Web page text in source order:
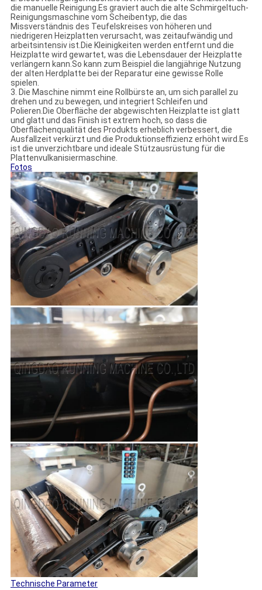
die manuelle Reinigung.Es graviert auch die alte Schmirgeltuch-
Reinigungsmaschine vom Scheibentyp, die das
Missverständnis des Teufelskreises von höheren und
niedrigeren Heizplatten verursacht, was zeitaufwändig und
arbeitsintensiv ist.Die Kleinigkeiten werden entfernt und die
Heizplatte wird gewartet, was die Lebensdauer der Heizplatte
verlängern kann.So kann zum Beispiel die langjährige Nutzung
der alten Herdplatte bei der Reparatur eine gewisse Rolle
spielen.
3. Die Maschine nimmt eine Rollbürste an, um sich parallel zu
drehen und zu bewegen, und integriert Schleifen und
Polieren.Die Oberfläche der abgewischten Heizplatte ist glatt
und glatt und das Finish ist extrem hoch, so dass die
Oberflächenqualität des Produkts erheblich verbessert, die
Ausfallzeit verkürzt und die Produktionseffizienz erhöht wird.Es
ist die unverzichtbare und ideale Stützausrüstung für die
Plattenvulkanisiermaschine.
Fotos
Technische Parameter